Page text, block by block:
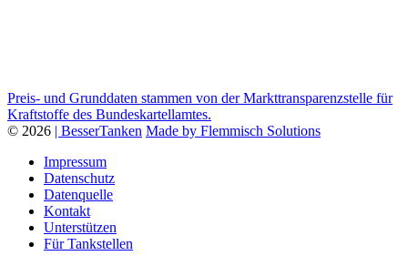
Preis- und Grunddaten stammen von der Markttransparenzstelle für
Kraftstoffe des Bundeskartellamtes.
© 2026 | BesserTanken Made by Flemmisch Solutions
Impressum
Datenschutz
Datenquelle
Kontakt
Unterstützen
Für Tankstellen